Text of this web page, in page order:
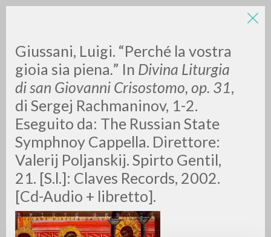
Giussani, Luigi. “Perché la vostra
gioia sia piena.” In Divina Liturgia
di san Giovanni Crisostomo, op. 31,
di Sergej Rachmaninov, 1-2.
Eseguito da: The Russian State
Symphnoy Cappella. Direttore:
Valerij Poljanskij. Spirto Gentil,
21. [S.l.]: Claves Records, 2002.
[Cd-Audio + libretto].
ADVANCED SEARCH »
0 RESULTS FOUND